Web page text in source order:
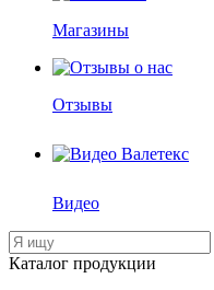
Магазины
Отзывы
Видео
Каталог продукции